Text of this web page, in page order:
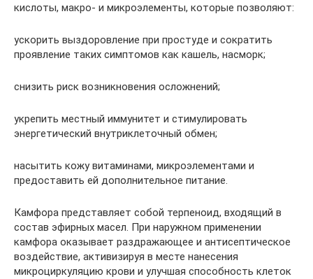
кислоты, макро- и микроэлементы, которые позволяют:
ускорить выздоровление при простуде и сократить
проявление таких симптомов как кашель, насморк;
снизить риск возникновения осложнений;
укрепить местный иммунитет и стимулировать
энергетический внутриклеточный обмен;
насытить кожу витаминами, микроэлементами и
предоставить ей дополнительное питание.
Камфора представляет собой терпеноид, входящий в
состав эфирных масел. При наружном применении
камфора оказывает раздражающее и антисептическое
воздействие, активизируя в месте нанесения
микроциркуляцию крови и улучшая способность клеток